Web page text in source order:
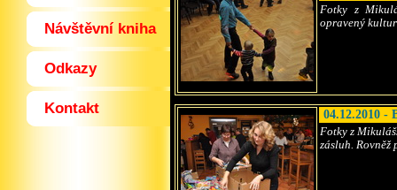
Návštěvní kniha
Odkazy
Kontakt
Fotky z
opravený
04.12.2010 -
Fotky z
zásluh.